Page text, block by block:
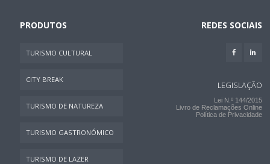
PRODUTOS
TURISMO CULTURAL
CITY BREAK
TURISMO DE NATUREZA
TURISMO GASTRONÓMICO
TURISMO DE LAZER
REDES SOCIAIS
LEGISLAÇÃO
Lei N.º 144/2015
Livro de Reclamações Online
Política de Privacidade